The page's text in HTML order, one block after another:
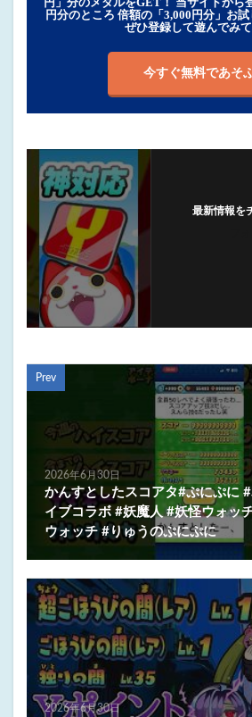
円分のところ 倍額の「3,000円分」お試
ぜひ登録して遊んでみて
今すぐ無料であそ
最新情報を
Prev
2026年6月30日
かんすとしたスコアタ#ぷにぷに
イブコラボ #妖魔人 #妖怪ウォッ
ウォッチ #りゅうのぷにぷに
2026年6月30日